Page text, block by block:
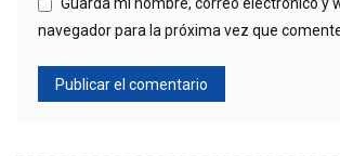
navegador para la próxima vez que